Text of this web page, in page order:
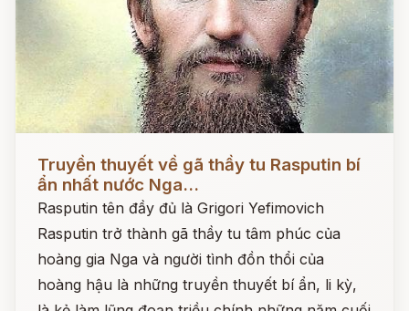
Đọc ngay
Truyền thuyết về gã thầy tu Rasputin bí
ẩn nhất nước Nga...
Rasputin tên đầy đủ là Grigori Yefimovich
Rasputin trở thành gã thầy tu tâm phúc của
hoàng gia Nga và người tình đồn thổi của
hoàng hậu là những truyền thuyết bí ẩn, li kỳ,